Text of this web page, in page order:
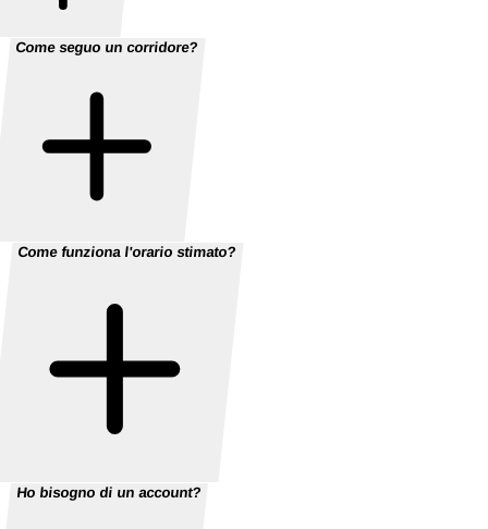
Come seguo un corridore?
Come funziona l'orario stimato?
Ho bisogno di un account?